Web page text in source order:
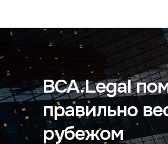
BCA.Legal
правильно
рубежом